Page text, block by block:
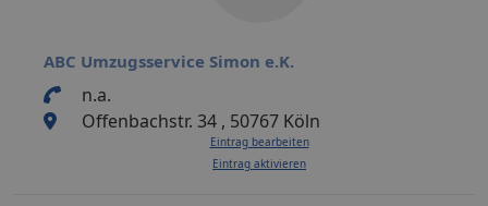
ABC Umzugsservice Simon e.K.
n.a.
Offenbachstr. 34 , 50767 Köln
Eintrag bearbeiten
Eintrag aktivieren